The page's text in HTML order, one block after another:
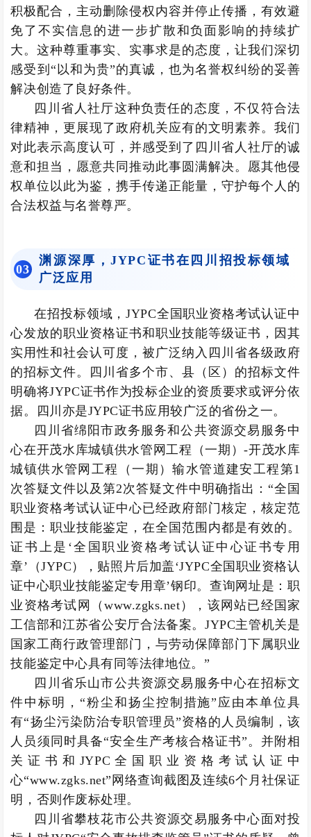
积极配合，主动删除侵权内容并停止传播，有效避
免了不实信息的进一步扩散和负面影响的持续扩
大。这种尊重事实、实事求是的态度，让我们深切
感受到“以和为贵”的真诚，也为名誉权纠纷的妥善
解决创造了良好条件。
四川省人社厅这种负责任的态度，不仅符合法
律精神，更展现了政府机关应有的文明素养。我们
对此表示高度认可，并感受到了四川省人社厅的诚
意和担当，愿意共同推动此事圆满解决。愿其他侵
权单位以此为鉴，携手传递正能量，守护每个人的
合法权益与名誉尊严。
03
渊源深厚，JYPC证书在四川招投标领域
广泛应用
在招投标领域，JYPC全国职业资格考试认证中
心发放的职业资格证书和职业技能等级证书，因其
实用性和社会认可度，被广泛纳入四川省各级政府
的招标文件。四川省多个市、县（区）的招标文件
明确将JYPC证书作为投标企业的资质要求或评分依
据。四川亦是JYPC证书应用较广泛的省份之一。
四川省绵阳市政务服务和公共资源交易服务中
心在开茂水库城镇供水管网工程（一期）-开茂水库
城镇供水管网工程（一期）输水管道建安工程第1
次答疑文件以及第2次答疑文件中明确指出：“全国
职业资格考试认证中心已经政府部门核定，核定范
围是：职业技能鉴定，在全国范围内都是有效的。
证书上是‘全国职业资格考试认证中心证书专用
章’（JYPC），贴照片后加盖‘JYPC全国职业资格认
证中心职业技能鉴定专用章’钢印。查询网址是：职
业资格考试网（www.zgks.net），该网站已经国家
工信部和江苏省公安厅合法备案。JYPC主管机关是
国家工商行政管理部门，与劳动保障部门下属职业
技能鉴定中心具有同等法律地位。”
四川省乐山市公共资源交易服务中心在招标文
件中标明，“粉尘和扬尘控制措施”应由本单位具
有“扬尘污染防治专职管理员”资格的人员编制，该
人员须同时具备“安全生产考核合格证书”。并附相
关证书和JYPC全国职业资格考试认证中
心“www.zgks.net”网络查询截图及连续6个月社保证
明，否则作废标处理。
四川省攀枝花市公共资源交易服务中心面对投